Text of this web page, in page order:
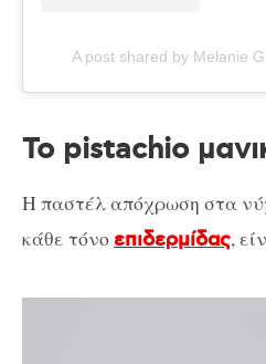
A post shared by Melanie
To pistachio
Η παστέλ απόχρωση στα
κάθε τόνοεπιδερμίδας,